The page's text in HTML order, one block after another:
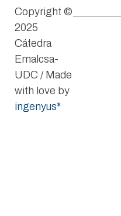
Copyright ©
2025
Cátedra
Emalcsa-
UDC / Made
with love by
ingenyus*